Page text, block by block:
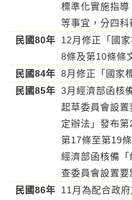
標準化實施指
等事宜，分四科
民國80年
12月修正「國
8條及第10條條
民國84年 8月修正「國家
民國85年 3月經濟部函核
起草委員會設置
定辦法」發布
第17條至第19
經濟部函核備
查委員會設置要
民國86年
11月為配合政